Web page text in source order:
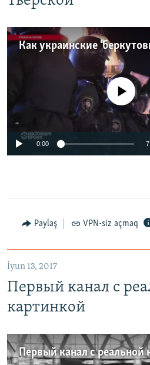
No media source
0:00
Paylaş VPN-siz açmaq
İyun 13, 2017
Первый канал с
картинкой
Первый канал с реальной